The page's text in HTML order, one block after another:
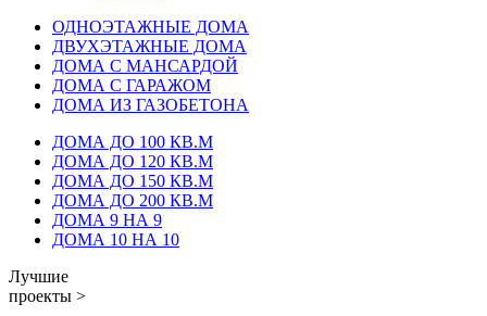
ОДНОЭТАЖНЫЕ ДОМА
ДВУХЭТАЖНЫЕ ДОМА
ДОМА С МАНСАРДОЙ
ДОМА С ГАРАЖОМ
ДОМА ИЗ ГАЗОБЕТОНА
ДОМА ДО 100 КВ.М
ДОМА ДО 120 КВ.М
ДОМА ДО 150 КВ.М
ДОМА ДО 200 КВ.М
ДОМА 9 НА 9
ДОМА 10 НА 10
Лучшие
проекты >